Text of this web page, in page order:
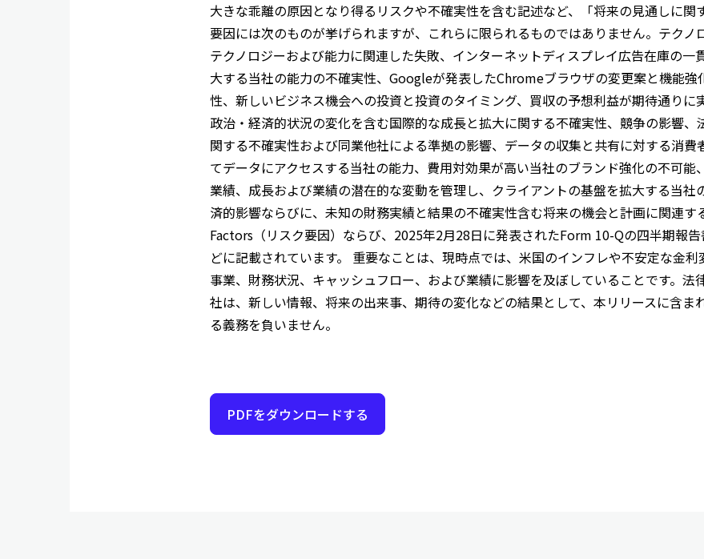
大きな乖離の原因となり得るリスクや不確実性を含む記述など、「将来の見通しに関
要因には次のものが挙げられますが、これらに限られるものではありません。テク
テクノロジーおよび能力に関連した失敗、インターネットディスプレイ広告在庫の一
大する当社の能力の不確実性、Googleが発表したChromeブラウザの変更案と機能
性、新しいビジネス機会への投資と投資のタイミング、買収の予想利益が期待通り
政治・経済的状況の変化を含む国際的な成長と拡大に関する不確実性、競争の影響
関する不確実性および同業他社による準拠の影響、データの収集と共有に対する消
てデータにアクセスする当社の能力、費用対効果が高い当社のブランド強化の不可
業績、成長および業績の潜在的な変動を管理し、クライアントの基盤を拡大する当社
済的影響ならびに、未知の財務実績と結果の不確実性含む将来の機会と計画に関連
Factors（リスク要因）ならび、2025年2月28日に発表されたForm 10-Qの四半期報
どに記載されています。 重要なことは、現時点では、米国のインフレや不安定な金
事業、財務状況、キャッシュフロー、および業績に影響を及ぼしていることです。法
社は、新しい情報、将来の出来事、期待の変化などの結果として、本リリースに含ま
る義務を負いません。
PDFをダウンロードする